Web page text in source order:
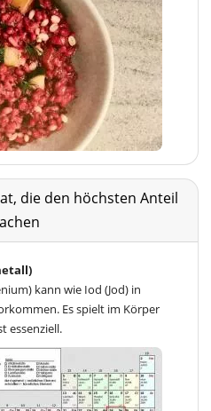
die den höchsten Anteil
kann wie Iod (Jod) in
Es spielt im Körper
essenziell.